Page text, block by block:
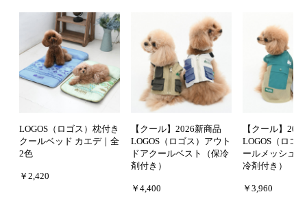
LOGOS（ロゴス）枕付き
クールベッド カエデ｜全
2色
￥2,420
【クール】2026新商品
LOGOS（ロゴス）アウト
ドアクールベスト（保冷
剤付き）
￥4,400
【クール】
LOGOS（ロゴ
ールメッシュ
冷剤付き）
￥3,960